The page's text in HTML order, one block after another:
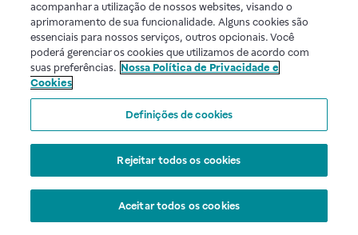
acompanhar a utilização de nossos websites, visando o
aprimoramento de sua funcionalidade. Alguns cookies são
essenciais para nossos serviços, outros opcionais. Você
poderá gerenciar os cookies que utilizamos de acordo com
suas preferências. Nossa Política de Privacidade e
Cookies
Definições de cookies
Rejeitar todos os cookies
Aceitar todos os cookies